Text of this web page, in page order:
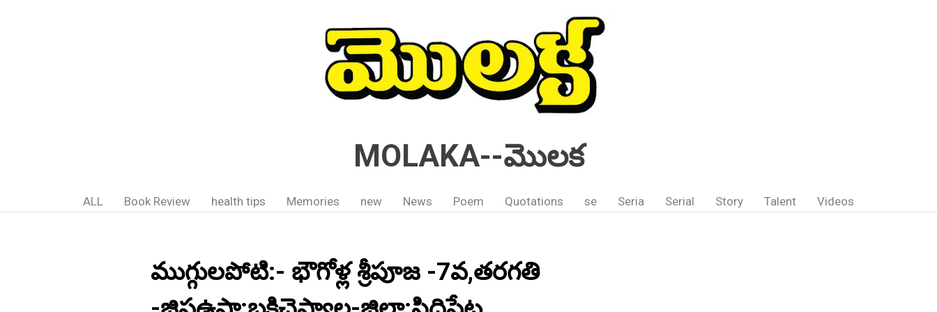
MOLAKA--మొలక
ALL Book Review health tips Memories new News Poem Quotations se Seria Serial Story Talent Videos
ముగ్గులపోటి:- భౌగోళ్ల శ్రీపూజ -7వ,తరగతి